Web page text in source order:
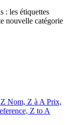
: les étiquettes
nouvelle catégorie
Nom, Z à APrix,
Z to A